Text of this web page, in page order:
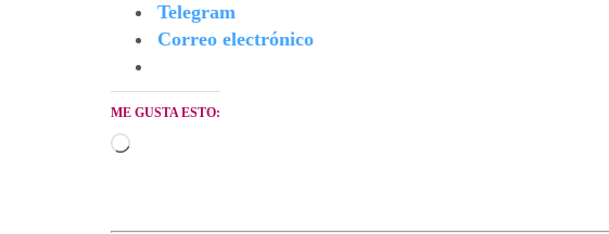
Telegram
Correo electrónico
ME GUSTA ESTO:
Cargando...